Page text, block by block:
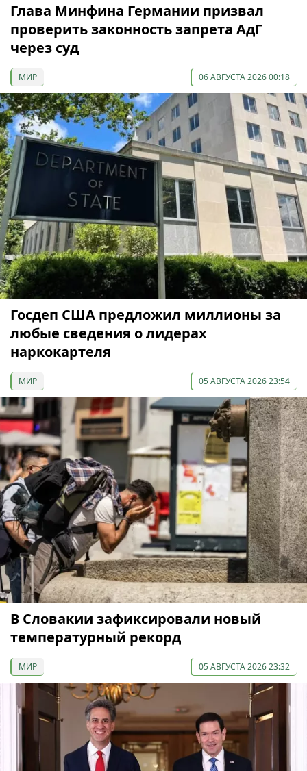
Глава Минфина Германии призвал
проверить законность запрета АдГ
через суд
МИР 06 АВГУСТА 2026 00:18
Госдеп США предложил миллионы за
любые сведения о лидерах
наркокартеля
МИР 05 АВГУСТА 2026 23:54
В Словакии зафиксировали новый
температурный рекорд
МИР 05 АВГУСТА 2026 23:32